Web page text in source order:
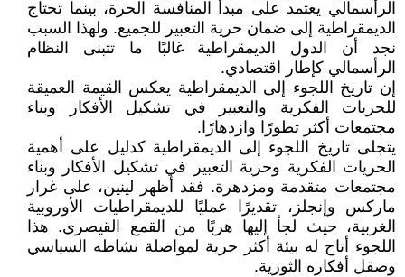
الرأسمالي يعتمد على مبدأ المنافسة الحرة، بينما تحتاج
الديمقراطية إلى ضمان حرية التعبير للجميع. ولهذا السبب
نجد أن الدول الديمقراطية غالبًا ما تتبنى النظام
الرأسمالي كإطار اقتصادي.
إن تاريخ اللجوء إلى الديمقراطية يعكس القيمة العميقة
للحريات الفكرية والتعبير في تشكيل الأفكار وبناء
مجتمعات أكثر تطورًا وازدهارًا.
يتجلى تاريخ اللجوء إلى الديمقراطية كدليل على أهمية
الحريات الفكرية وحرية التعبير في تشكيل الأفكار وبناء
مجتمعات متقدمة ومزدهرة. فقد أظهر لينين، على غرار
ماركس وإنجلز، تقديرًا عمليًا للديمقراطيات الأوروبية
الغربية، حيث لجأ إليها هربًا من القمع القيصري. هذا
اللجوء أتاح له بيئة أكثر حرية لمواصلة نشاطه السياسي
وصقل أفكاره الثورية.